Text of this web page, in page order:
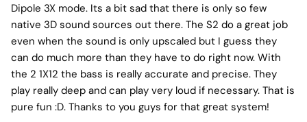
Dipole 3X mode. Its a bit sad that there is only so few
native 3D sound sources out there. The S2 do a great job
even when the sound is only upscaled but I guess they
can do much more than they have to do right now. With
the 2 1X12 the bass is really accurate and precise. They
play really deep and can play very loud if necessary. That is
pure fun :D. Thanks to you guys for that great system!